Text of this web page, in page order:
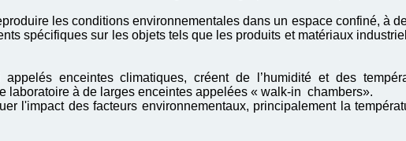
les conditions environnementales dans un espace confiné, à
spécifiques sur les objets tels que les produits et matériaux
enceintes climatiques, créent de l’humidité et des
laboratoire à de larges enceintes appelées « walk-in chambers».
l'impact des facteurs environnementaux, principalement la